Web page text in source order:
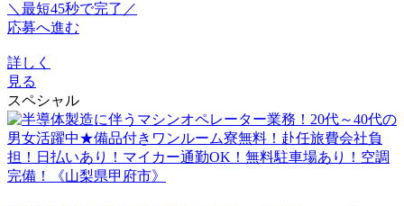
＼最短45秒で完了／
応募へ進む
詳しく
見る
スペシャル